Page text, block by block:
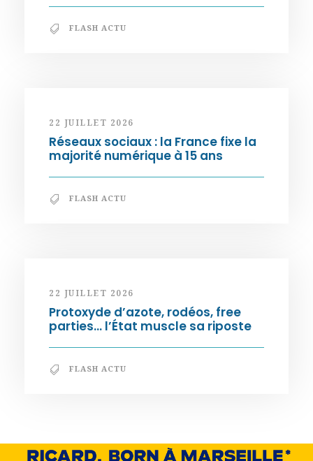
FLASH ACTU
22 JUILLET 2026
Réseaux sociaux : la France fixe la
majorité numérique à 15 ans
FLASH ACTU
22 JUILLET 2026
Protoxyde d’azote, rodéos, free
parties… l’État muscle sa riposte
FLASH ACTU